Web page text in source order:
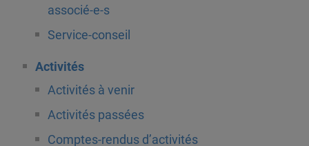
associé-e-s
Service-conseil
Activités
Activités à venir
Activités passées
Comptes-rendus d’activités